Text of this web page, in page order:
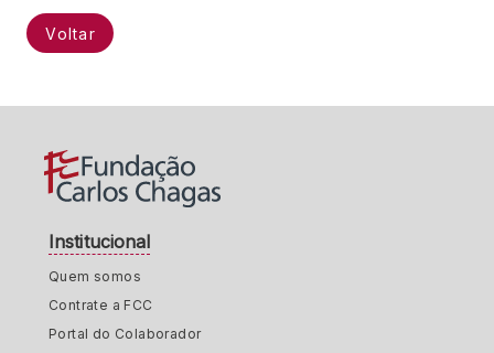
Voltar
Institucional
Quem somos
Contrate a FCC
Portal do Colaborador